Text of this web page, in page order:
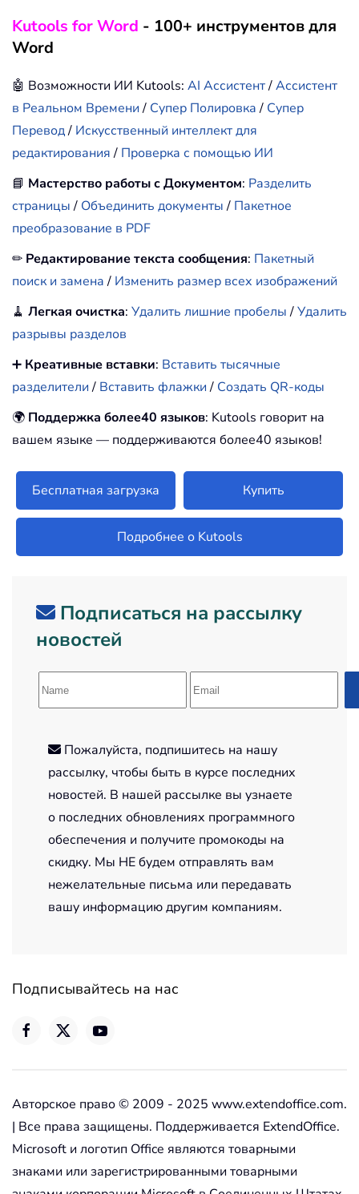
Kutools for Word - 100+ инструментов для
Word
🤖 Возможности ИИ Kutools: AI Ассистент/Ассистент
в Реальном Времени/ Супер Полировка/ Супер
Перевод/ Искусственный интеллект для
редактирования/ Проверка с помощью ИИ
📘 Мастерство работы с Документом: Разделить
страницы/ Объединить документы/ Пакетное
преобразование в PDF
✏ Редактирование текста сообщения: Пакетный
поиск и замена/ Изменить размер всех изображений
🧹 Легкая очистка: Удалить лишние пробелы/Удалить
разрывы разделов
➕ Креативные вставки: Вставить тысячные
разделители/ Вставить флажки/ Создать QR-коды
🌍 Поддержка более40 языков: Kutools говорит на
вашем языке — поддерживаются более40 языков!
Бесплатная загрузка Купить
Подробнее о Kutools
Подписаться на рассылку
новостей
Пожалуйста, подпишитесь на нашу
рассылку, чтобы быть в курсе последних
новостей. В нашей рассылке вы узнаете
о последних обновлениях программного
обеспечения и получите промокоды на
скидку. Мы НЕ будем отправлять вам
нежелательные письма или передавать
вашу информацию другим компаниям.
Подписывайтесь на нас
Авторское право © 2009 - 2025 www.extendoffice.com.
| Все права защищены. Поддерживается ExtendOffice.
Microsoft и логотип Office являются товарными
знаками или зарегистрированными товарными